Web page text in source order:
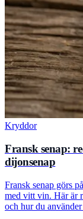
Kryddor
Fransk senap:
dijonsenap
Fransk senap görs
med vitt vin. Här är
och hur du använder